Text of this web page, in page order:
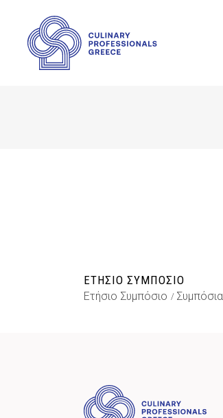
ΕΤΉΣΙΟ ΣΥΜΠΌΣΙΟ
Ετήσιο Συμπόσιο Συμπόσια